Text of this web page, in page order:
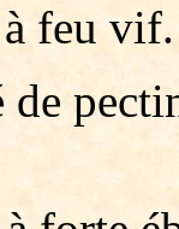
feu vif.